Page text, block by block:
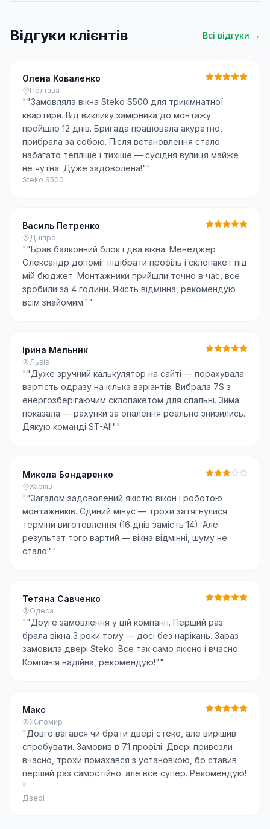
Відгуки клієнтів Всі відгуки →
Олена Коваленко
Полтава
""Замовляла вікна Steko S500 для трикімнатної
квартири. Від виклику замірника до монтажу
пройшло 12 днів. Бригада працювала акуратно,
прибрала за собою. Після встановлення стало
набагато тепліше і тихіше — сусідня вулиця майже
не чутна. Дуже задоволена!""
Steko S500
Василь Петренко
Дніпро
""Брав балконний блок і два вікна. Менеджер
Олександр допоміг підібрати профіль і склопакет під
мій бюджет. Монтажники прийшли точно в час, все
зробили за 4 години. Якість відмінна, рекомендую
всім знайомим.""
Ірина Мельник
Львів
""Дуже зручний калькулятор на сайті — порахувала
вартість одразу на кілька варіантів. Вибрала 7S з
енергозберігаючим склопакетом для спальні. Зима
показала — рахунки за опалення реально знизились.
Дякую команді ST-AI!""
Микола Бондаренко
Харків
""Загалом задоволений якістю вікон і роботою
монтажників. Єдиний мінус — трохи затягнулися
терміни виготовлення (16 днів замість 14). Але
результат того вартий — вікна відмінні, шуму не
стало.""
Тетяна Савченко
Одеса
""Друге замовлення у цій компанії. Перший раз
брала вікна 3 роки тому — досі без нарікань. Зараз
замовила двері Steko. Все так само якісно і вчасно.
Компанія надійна, рекомендую!""
Макс
Житомир
"Довго вагався чи брати двері стеко, але вирішив
спробувати. Замовив в 71 профілі. Двері привезли
вчасно, трохи помахався з установкою, бо ставив
перший раз самостійно. але все супер. Рекомендую!
"
Двері